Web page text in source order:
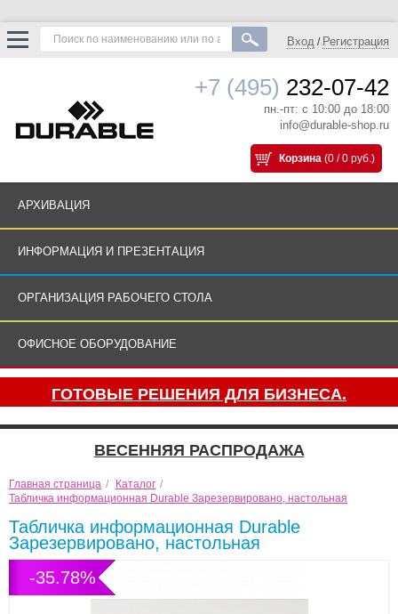
Вход / Регистрация
+7 (495) 232-07-42
пн.-пт: с 10:00 до 18:00
info@durable-shop.ru
Корзина (0 / 0 руб.)
АРХИВАЦИЯ
ИНФОРМАЦИЯ И ПРЕЗЕНТАЦИЯ
ОРГАНИЗАЦИЯ РАБОЧЕГО СТОЛА
ОФИСНОЕ ОБОРУДОВАНИЕ
ГОТОВЫЕ РЕШЕНИЯ ДЛЯ БИЗНЕСА.
ВЕСЕННЯЯ РАСПРОДАЖА
Главная страница / Каталог /
Табличка информационная Durable Зарезервировано, настольная
Табличка информационная Durable
Зарезервировано, настольная
-35.78%